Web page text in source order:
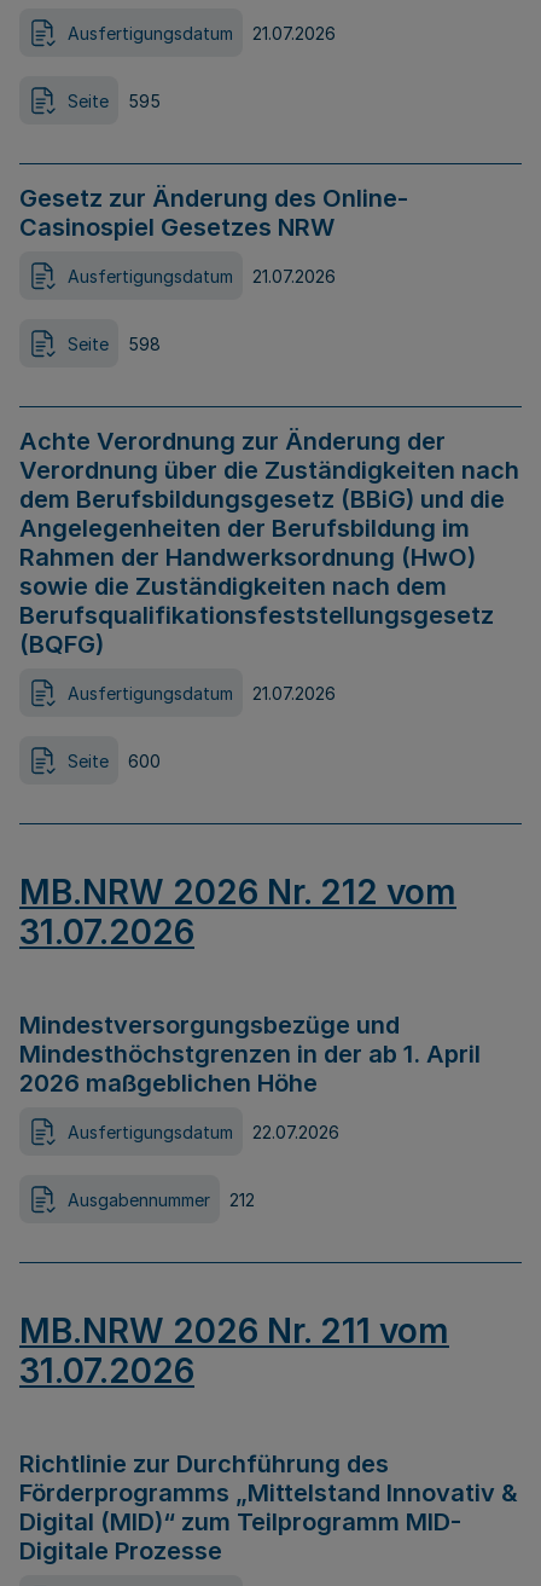
Ausfertigungsdatum 21.07.2026
Seite 595
Gesetz zur Änderung des Online-
Casinospiel Gesetzes NRW
Ausfertigungsdatum 21.07.2026
Seite 598
Achte Verordnung zur Änderung der
Verordnung über die Zuständigkeiten nach
dem Berufsbildungsgesetz (BBiG) und die
Angelegenheiten der Berufsbildung im
Rahmen der Handwerksordnung (HwO)
sowie die Zuständigkeiten nach dem
Berufsqualifikationsfeststellungsgesetz
(BQFG)
Ausfertigungsdatum 21.07.2026
Seite 600
MB.NRW 2026 Nr. 212 vom
31.07.2026
Mindestversorgungsbezüge und
Mindesthöchstgrenzen in der ab 1. April
2026 maßgeblichen Höhe
Ausfertigungsdatum 22.07.2026
Ausgabennummer 212
MB.NRW 2026 Nr. 211 vom
31.07.2026
Richtlinie zur Durchführung des
Förderprogramms „Mittelstand Innovativ &
Digital (MID)“ zum Teilprogramm MID-
Digitale Prozesse